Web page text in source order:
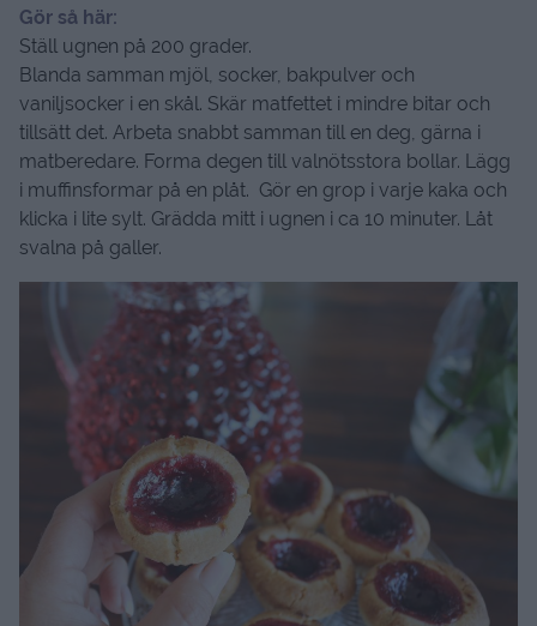
Gör så här:
Ställ ugnen på 200 grader.
Blanda samman mjöl, socker, bakpulver och
vaniljsocker i en skål. Skär matfettet i mindre bitar och
tillsätt det. Arbeta snabbt samman till en deg, gärna i
matberedare. Forma degen till valnötsstora bollar. Lägg
i muffinsformar på en plåt. Gör en grop i varje kaka och
klicka i lite sylt. Grädda mitt i ugnen i ca 10 minuter. Låt
svalna på galler.